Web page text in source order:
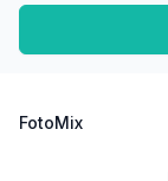
FotoMix